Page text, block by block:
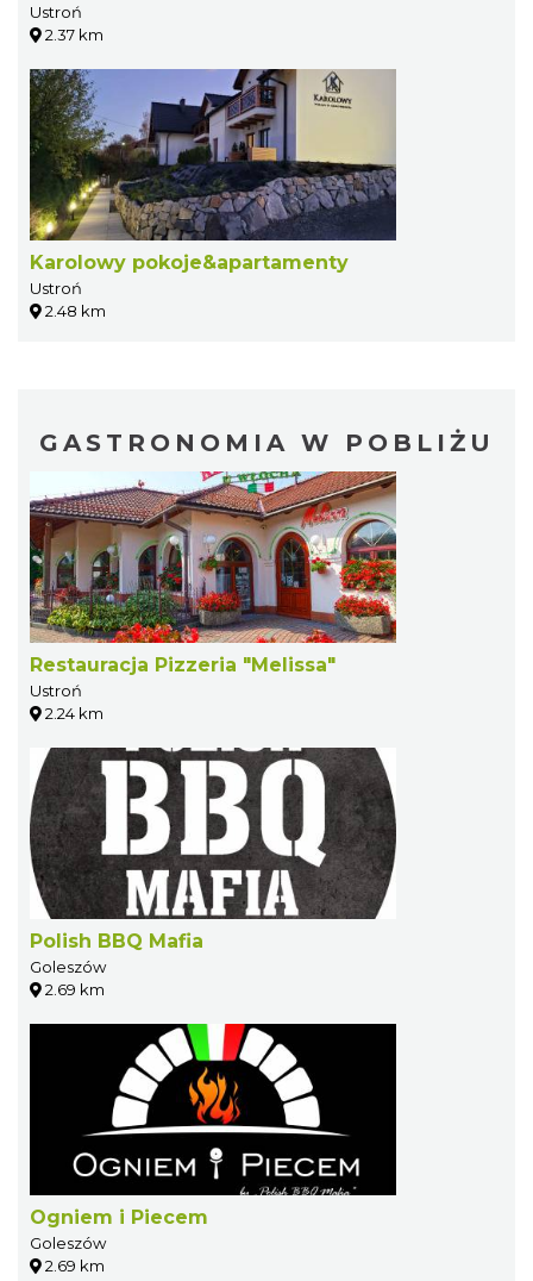
Ustroń
2.37 km
Karolowy pokoje&apartamenty
Ustroń
2.48 km
GASTRONOMIA W POBLIŻU
Restauracja Pizzeria "Melissa"
Ustroń
2.24 km
Polish BBQ Mafia
Goleszów
2.69 km
Ogniem i Piecem
Goleszów
2.69 km